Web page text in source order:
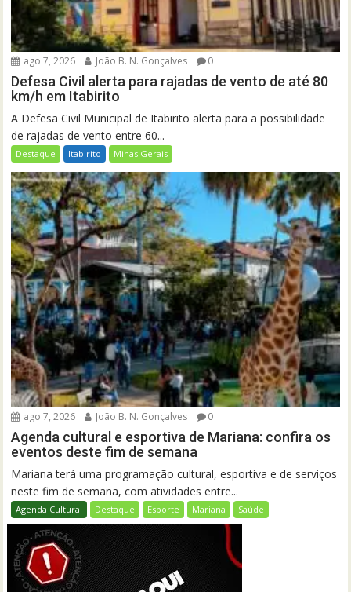
ago 7, 2026 João B. N. Gonçalves 0
Defesa Civil alerta para rajadas de vento de até 80
km/h em Itabirito
A Defesa Civil Municipal de Itabirito alerta para a possibilidade
de rajadas de vento entre 60...
Destaque Itabirito Minas Gerais
ago 7, 2026 João B. N. Gonçalves 0
Agenda cultural e esportiva de Mariana: confira os
eventos deste fim de semana
Mariana terá uma programação cultural, esportiva e de serviços
neste fim de semana, com atividades entre...
Agenda Cultural Destaque Esporte Mariana Saúde